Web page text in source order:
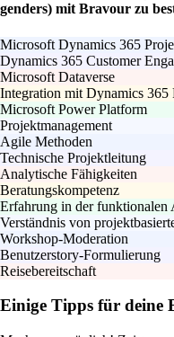
genders) mit Bravour zu
Microsoft Dynamics 365
Dynamics 365 Customer
Microsoft Dataverse
Integration mit Dynamics 365
Microsoft Power Platform
Projektmanagement
Agile Methoden
Technische Projektleitung
Analytische Fähigkeiten
Beratungskompetenz
Erfahrung in der funktionalen
Verständnis von
Workshop-Moderation
Benutzerstory-Formulierung
Reisebereitschaft
Einige Tipps für deine